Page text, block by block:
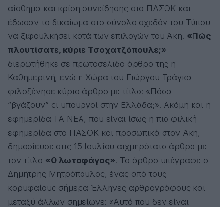
αίσθημα και κρίση συνείδησης στο ΠΑΣΟΚ και
έδωσαν το δικαίωμα στο σύνολο σχεδόν του Τύπου
να ξιφουλκήσει κατά των επιλογών του Άκη. «Πώς
πλουτίσατε, κύριε Τσοχατζόπουλε;»
διερωτήθηκε σε πρωτοσέλιδο άρθρο της η
Καθημερινή, ενώ η Χώρα του Γιώργου Τράγκα
φιλοξένησε κύριο άρθρο με τίτλο: «Πόσα
“βγάζουν” οι υπουργοί στην Ελλάδα;». Ακόμη και η
εφημερίδα ΤΑ ΝΕΑ, που είναι ίσως η πιο φιλική
εφημερίδα στο ΠΑΣΟΚ και προσωπικά στον Άκη,
δημοσίευσε στις 15 Ιουλίου αιχμηρότατο άρθρο με
τον τίτλο «Ο λωτοφάγος». Το άρθρο υπέγραφε ο
Δημήτρης Μητρόπουλος, ένας από τους
κορυφαίους σήμερα Έλληνες αρθρογράφους και
μεταξύ άλλων σημείωνε: «Αυτό που δεν είναι